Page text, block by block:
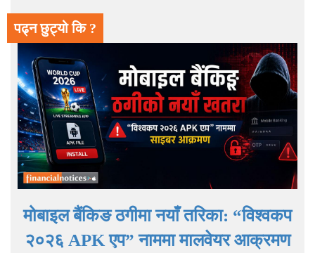
पढ्न छुट्यो कि ?
मोबाइल बैंकिङ ठगीमा नयाँ तरिका: “विश्वकप
२०२६ APK एप” नाममा मालवेयर आक्रमण